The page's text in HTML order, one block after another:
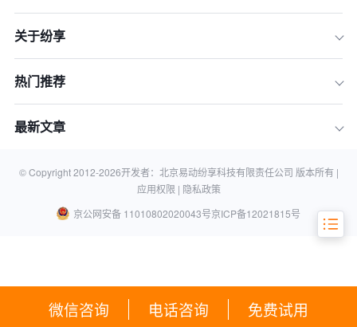
微信咨询 电话咨询 免费试用
适的CRM
关于纷享
热门推荐
最新文章
© Copyright 2012-2026开发者：北京易动纷享科技有限责任公司 版本所有 |
应用权限 | 隐私政策
京公网安备 11010802020043号京ICP备12021815号